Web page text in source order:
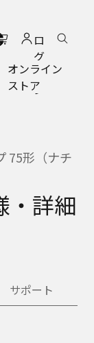
ロ
グ
イ
ン
オンライン
ストア
75形（ナチ
・詳細
サポート